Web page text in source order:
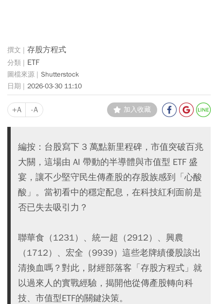
存股方程式
ETF
Shutterstock
2026-03-30 11:10
+A -A 加入收藏
編按：台股寫下 3 萬點新里程碑，市值突破百兆
大關，這場由 AI 帶動的半導體與市值型 ETF 盛
宴，讓不少堅守民生傳產股的存股族感到「心酸
酸」。當初看中的穩定配息，在科技紅利面前是
否已失去吸引力？
聯華食（1231）、統一超（2912）、興農
（1712）、宏全（9939）這些老牌績優股該出
清換血嗎？對此，財經部落客「存股方程式」就
以過來人的實戰經驗，揭開他從傳產股轉向科
技、市值型ETF的關鍵決策。